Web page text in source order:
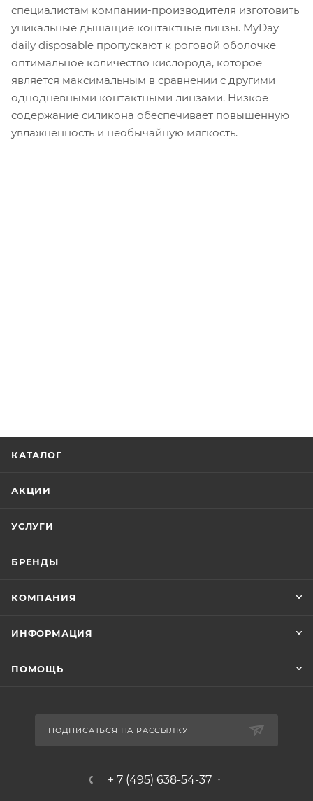
специалистам компании-производителя изготовить
уникальные дышащие контактные линзы. MyDay
daily disposable пропускают к роговой оболочке
оптимальное количество кислорода, которое
является максимальным в сравнении с другими
однодневными контактными линзами. Низкое
содержание силикона обеспечивает повышенную
увлажненность и необычайную мягкость.
КАТАЛОГ
АКЦИИ
УСЛУГИ
БРЕНДЫ
КОМПАНИЯ
ИНФОРМАЦИЯ
ПОМОЩЬ
ПОДПИСАТЬСЯ НА РАССЫЛКУ
+ 7 (495) 638-54-37